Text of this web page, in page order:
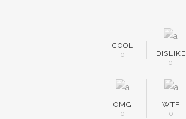
COOL
0
DISLIKE
0
OMG
0
WTF
0